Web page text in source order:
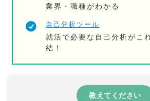
業界・職種がわかる
自己分析ツール
就活で必要な自己分析がこ
結！